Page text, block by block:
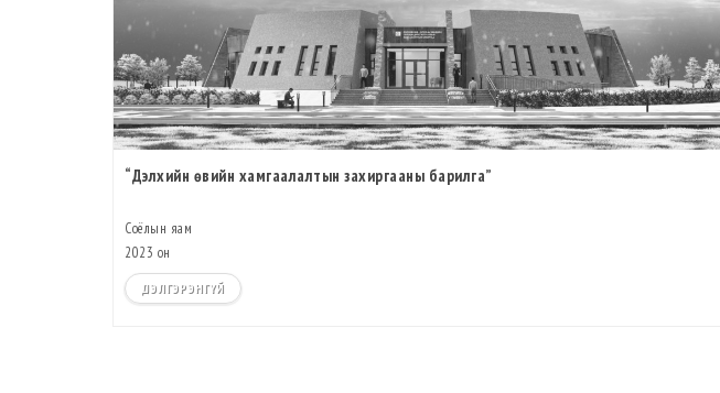
“Дэлхийн өвийн хамгаалалтын захиргааны барилга”
Соёлын яам
2023 он
ДЭЛГЭРЭНГҮЙ